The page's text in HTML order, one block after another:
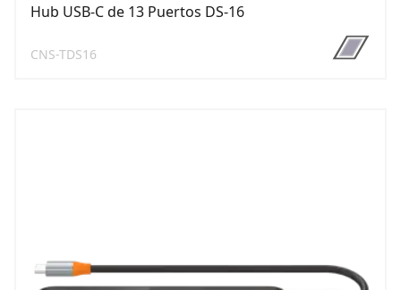
Hub USB-C de 13 Puertos DS-16
CNS-TDS16